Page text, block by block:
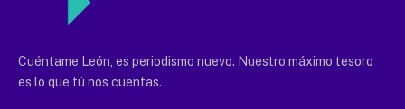
Cuéntame León, es periodismo nuevo. Nuestro máximo tesoro
es lo que tú nos cuentas.